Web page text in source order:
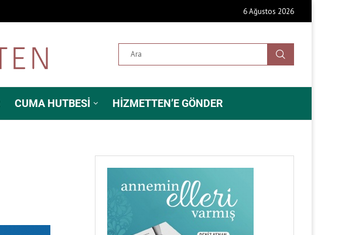
6 Ağustos 2026
CUMA HUTBESI HIZMETTEN’E GÖNDER